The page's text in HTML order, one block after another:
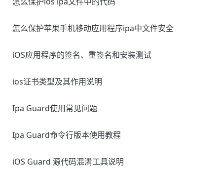
怎么保护苹果手机移动应用程序ipa中文件安全
iOS应用程序的签名、重签名和安装测试
ios证书类型及其作用说明
Ipa Guard使用常见问题
Ipa Guard命令行版本使用教程
iOS Guard 源代码混淆工具说明